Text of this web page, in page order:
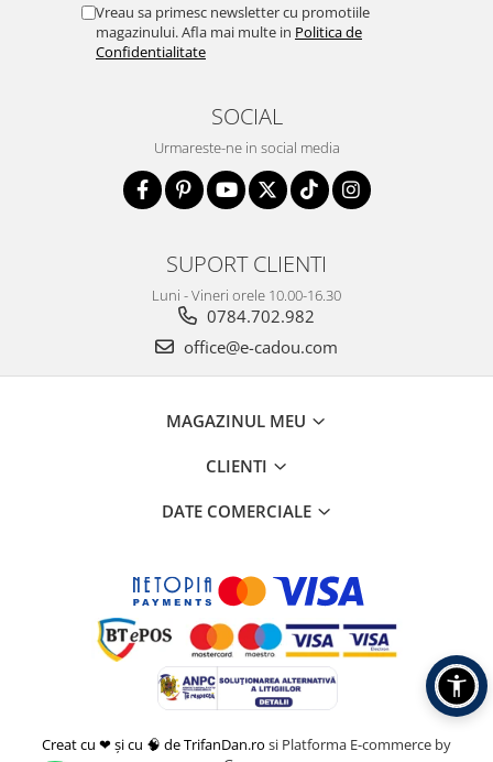
Vreau sa primesc newsletter cu promotiile
magazinului. Afla mai multe in Politica de
Confidentialitate
SOCIAL
Urmareste-ne in social media
SUPORT CLIENTI
Luni - Vineri orele 10.00-16.30
0784.702.982
office@e-cadou.com
MAGAZINUL MEU
CLIENTI
DATE COMERCIALE
Creat cu ❤ și cu 🧠 de TrifanDan.ro si Platforma E-commerce by